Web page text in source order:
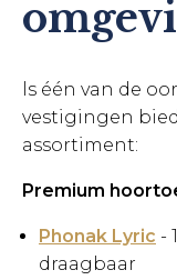
ls één van de
vestigingen
assortiment:
Premium
Phonak Lyric -
draagbaar